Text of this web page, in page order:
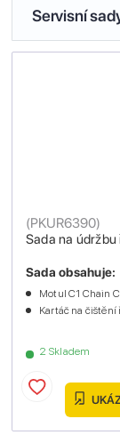
Servisní
Sada na
(PKUR6390)
2 Skladem
Sada obsahuje:
Motul C1 Chain
Kartáč na čištění